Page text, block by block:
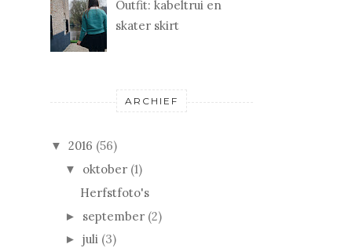
Outfit: kabeltrui en
skater skirt
ARCHIEF
▼ 2016 (56)
▼ oktober (1)
Herfstfoto's
► september (2)
► juli (3)